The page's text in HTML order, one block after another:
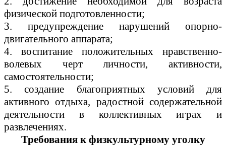
физической подготовленности;
3. предупреждение нарушений опорно-
двигательного аппарата;
4. воспитание положительных нравственно-
волевых черт личности, активности,
самостоятельности;
5. создание благоприятных условий для
активного отдыха, радостной содержательной
деятельности в коллективных играх и
развлечениях.
Требования к физкультурному уголку